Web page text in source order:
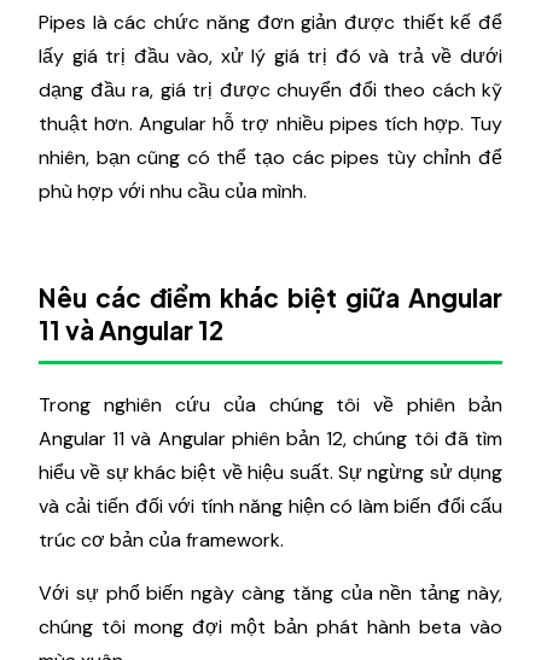
Pipes là các chức năng đơn giản được thiết kế để
lấy giá trị đầu vào, xử lý giá trị đó và trả về dưới
dạng đầu ra, giá trị được chuyển đổi theo cách kỹ
thuật hơn. Angular hỗ trợ nhiều pipes tích hợp. Tuy
nhiên, bạn cũng có thể tạo các pipes tùy chỉnh để
phù hợp với nhu cầu của mình.
Nêu các điểm khác biệt giữa Angular
11 và Angular 12
Trong nghiên cứu của chúng tôi về phiên bản
Angular 11 và Angular phiên bản 12, chúng tôi đã tìm
hiểu về sự khác biệt về hiệu suất. Sự ngừng sử dụng
và cải tiến đối với tính năng hiện có làm biến đổi cấu
trúc cơ bản của framework.
Với sự phổ biến ngày càng tăng của nền tảng này,
chúng tôi mong đợi một bản phát hành beta vào